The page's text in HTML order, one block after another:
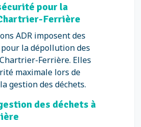
pour la
Ferrière
ADR imposent des
la dépollution des
Ferrière. Elles
maximale lors de
gestion des déchets.
des déchets à